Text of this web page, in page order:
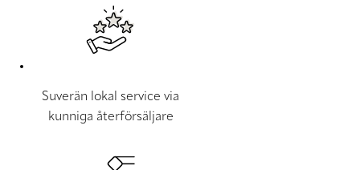
Suverän lokal service via
kunniga återförsäljare